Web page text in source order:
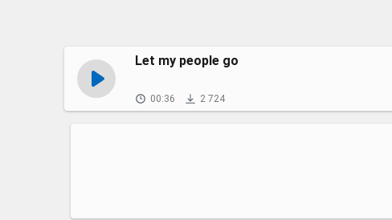
Let my people go
00:36 2 724